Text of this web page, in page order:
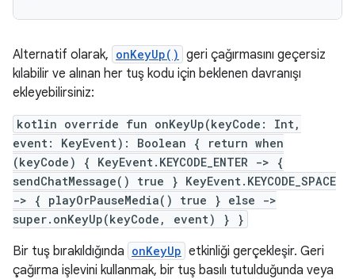
Alternatif olarak, onKeyUp() geri çağırmasını geçersiz
kılabilir ve alınan her tuş kodu için beklenen davranışı
ekleyebilirsiniz:
kotlin override fun onKeyUp(keyCode: Int,
event: KeyEvent): Boolean { return when
(keyCode) { KeyEvent.KEYCODE_ENTER -> {
sendChatMessage() true } KeyEvent.KEYCODE_SPACE
-> { playOrPauseMedia() true } else ->
super.onKeyUp(keyCode, event) } }
Bir tuş bırakıldığında onKeyUp etkinliği gerçekleşir. Geri
çağırma işlevini kullanmak, bir tuş basılı tutulduğunda veya